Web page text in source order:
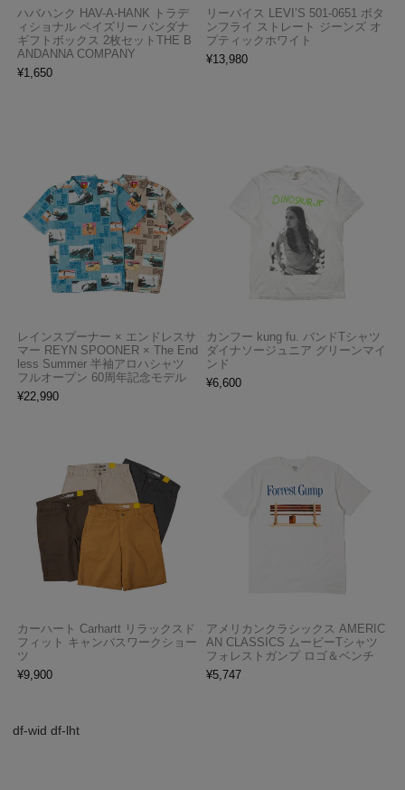
ハバハンク HAV-A-HANK トラデ
ィショナル ペイズリー バンダナ
ギフトボックス 2枚セットTHE B
ANDANNA COMPANY
¥1,650
リーバイス LEVI’S 501-0651 ボタ
ンフライ ストレート ジーンズ オ
プティックホワイト
¥13,980
レインスプーナー × エンドレスサ
マー REYN SPOONER × The End
less Summer 半袖アロハシャツ
フルオープン 60周年記念モデル
¥22,990
カンフー kung fu. バンドTシャツ
ダイナソージュニア グリーンマイ
ンド
¥6,600
カーハート Carhartt リラックスド
フィット キャンバスワークショー
ツ
¥9,900
アメリカンクラシックス AMERIC
AN CLASSICS ムービーTシャツ
フォレストガンプ ロゴ＆ベンチ
¥5,747
df-wid df-lht